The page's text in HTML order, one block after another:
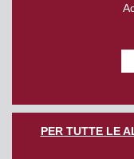
PER TUTTE LE